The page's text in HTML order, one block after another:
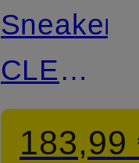
Sneaker
CLEAN
90
183,99